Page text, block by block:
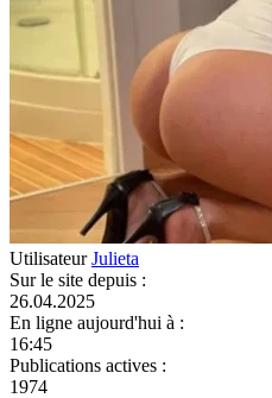
UtilisateurJulieta
Sur le site depuis :
26.04.2025
En ligne aujourd'hui à :
16:45
Publications actives :
1974